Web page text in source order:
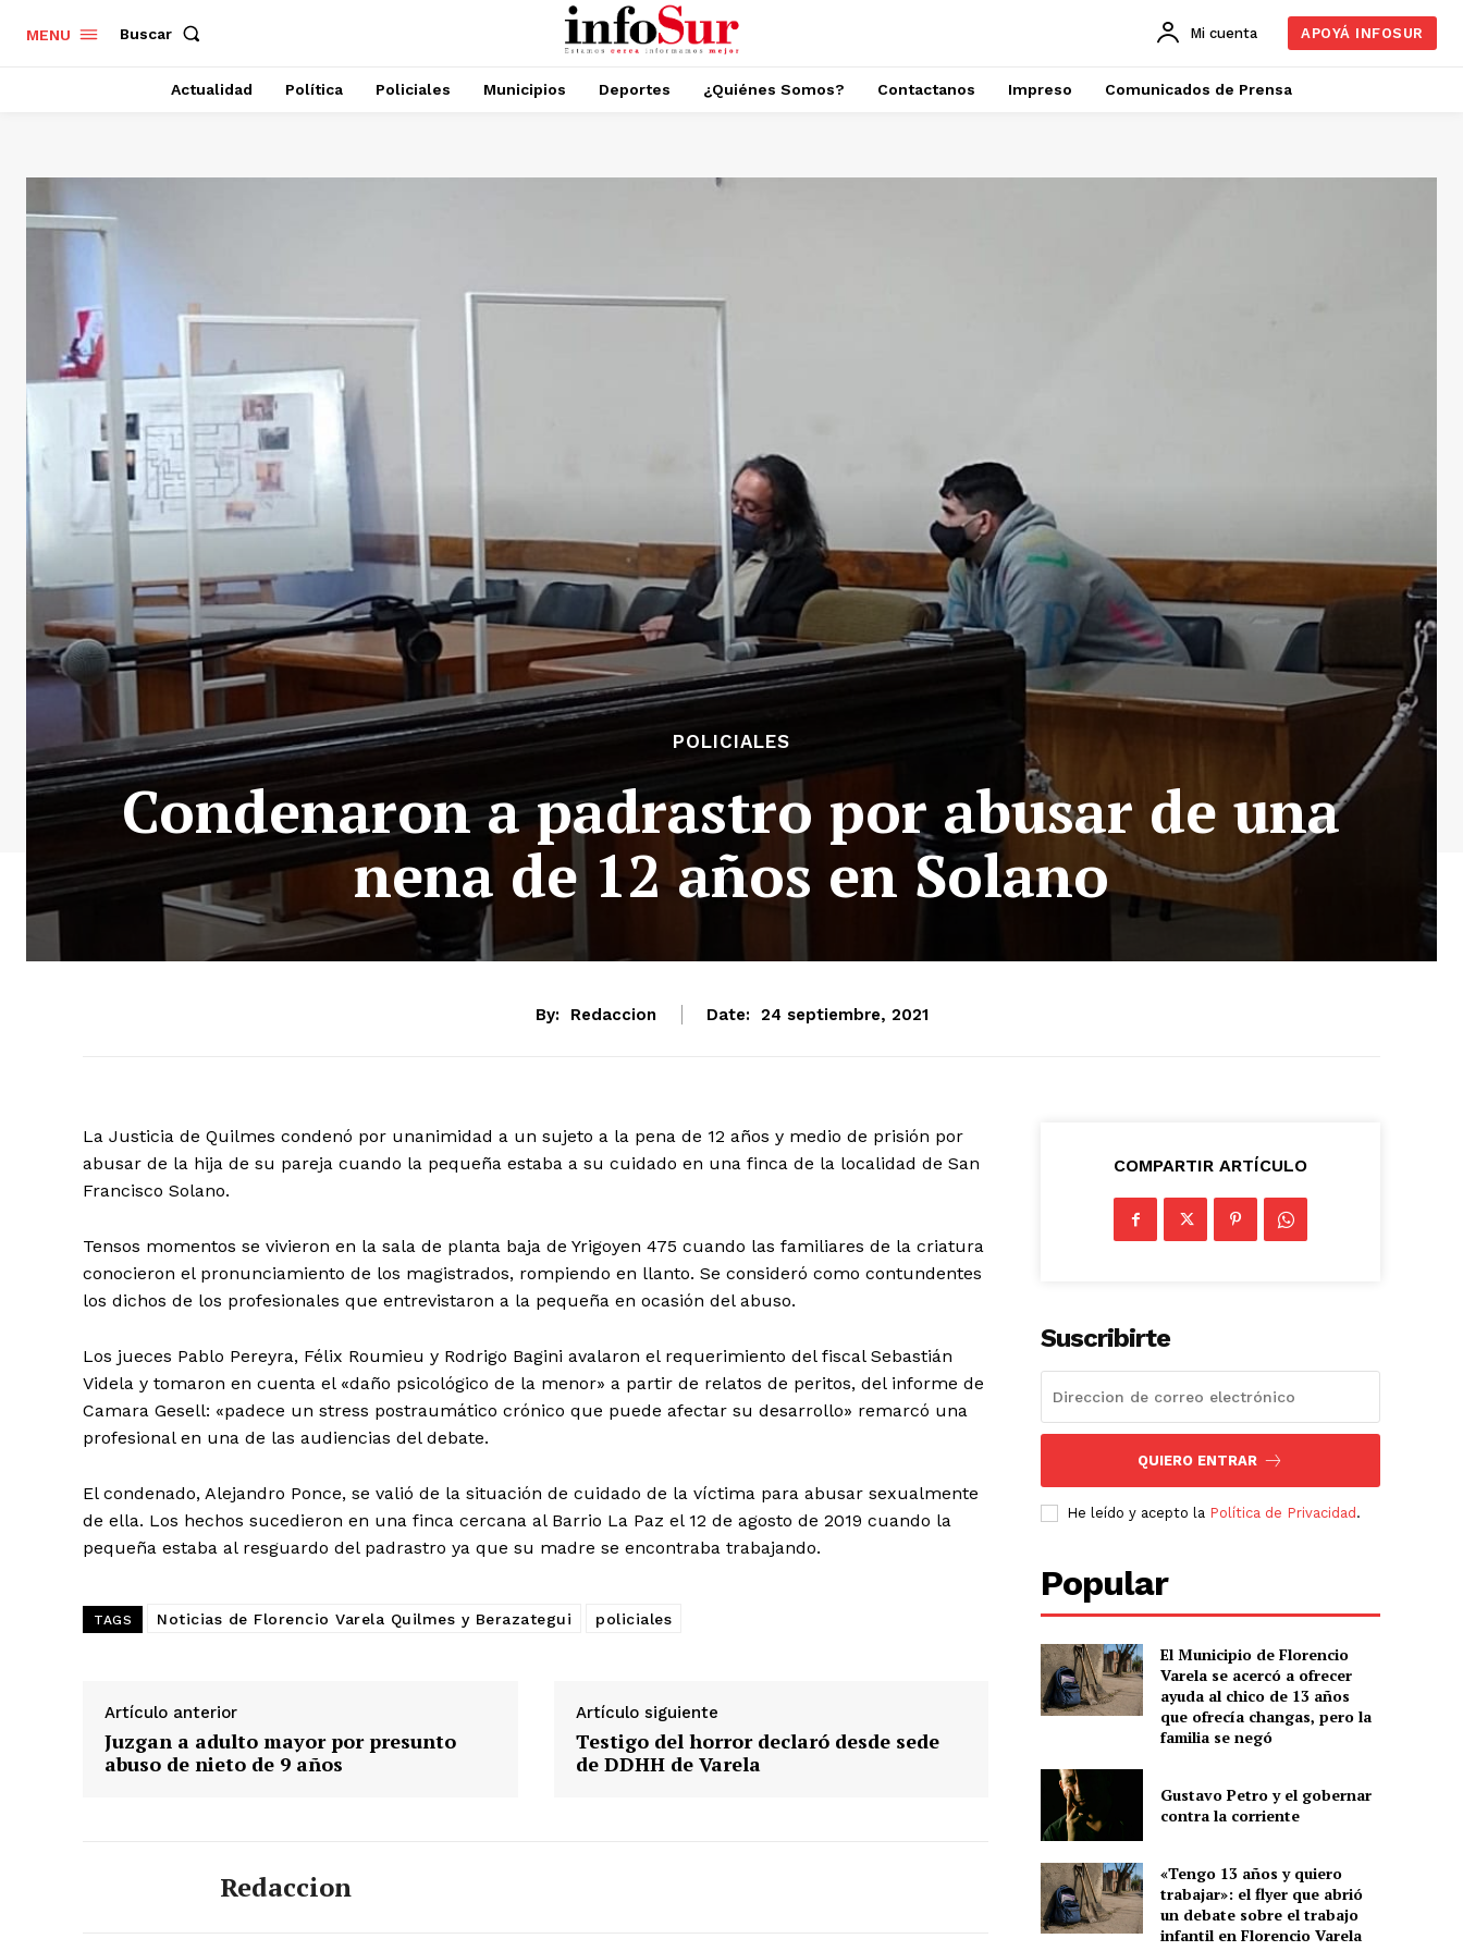
MENU Buscar Mi cuenta APOYÁ INFOSUR
Actualidad Política Policiales Municipios Deportes ¿Quiénes Somos? Contactanos Impreso Comunicados de Prensa
POLICIALES
Condenaron a padrastro por abusar de una
nena de 12 años en Solano
By: Redaccion Date: 24 septiembre, 2021
La Justicia de Quilmes condenó por unanimidad a un sujeto a la pena de 12 años y medio de prisión por
abusar de la hija de su pareja cuando la pequeña estaba a su cuidado en una finca de la localidad de San
Francisco Solano.
Tensos momentos se vivieron en la sala de planta baja de Yrigoyen 475 cuando las familiares de la criatura
conocieron el pronunciamiento de los magistrados, rompiendo en llanto. Se consideró como contundentes
los dichos de los profesionales que entrevistaron a la pequeña en ocasión del abuso.
Los jueces Pablo Pereyra, Félix Roumieu y Rodrigo Bagini avalaron el requerimiento del fiscal Sebastián
Videla y tomaron en cuenta el «daño psicológico de la menor» a partir de relatos de peritos, del informe de
Camara Gesell: «padece un stress postraumático crónico que puede afectar su desarrollo» remarcó una
profesional en una de las audiencias del debate.
El condenado, Alejandro Ponce, se valió de la situación de cuidado de la víctima para abusar sexualmente
de ella. Los hechos sucedieron en una finca cercana al Barrio La Paz el 12 de agosto de 2019 cuando la
pequeña estaba al resguardo del padrastro ya que su madre se encontraba trabajando.
TAGS Noticias de Florencio Varela Quilmes y Berazategui policiales
Artículo anterior
Juzgan a adulto mayor por presunto
abuso de nieto de 9 años
Artículo siguiente
Testigo del horror declaró desde sede
de DDHH de Varela
Redaccion
COMPARTIR ARTÍCULO
Suscribirte
QUIERO ENTRAR
He leído y acepto la Política de Privacidad .
Popular
El Municipio de Florencio
Varela se acercó a ofrecer
ayuda al chico de 13 años
que ofrecía changas, pero la
familia se negó
Gustavo Petro y el gobernar
contra la corriente
«Tengo 13 años y quiero
trabajar»: el flyer que abrió
un debate sobre el trabajo
infantil en Florencio Varela